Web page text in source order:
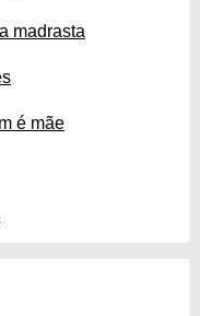
madrasta
é mãe